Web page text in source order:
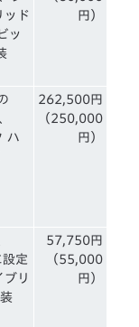
ッド
ッ
円）
ハ
262,500円
（250,000
円）
定
ブリ
57,750円
（55,000
円）